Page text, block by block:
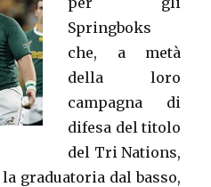
Springboks
che, a metà
della loro
campagna di
difesa del titolo
del Tri Nations,
graduatoria dal basso,